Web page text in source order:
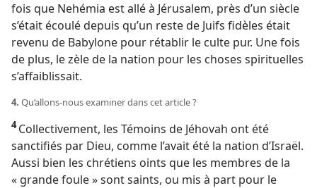
fois que Nehémia est allé à Jérusalem, près d’un siècle
s’était écoulé depuis qu’un reste de Juifs fidèles était
revenu de Babylone pour rétablir le culte pur. Une fois
de plus, le zèle de la nation pour les choses spirituelles
s’affaiblissait.
4. Qu’allons-nous examiner dans cet article ?
4Collectivement, les Témoins de Jéhovah ont été
sanctifiés par Dieu, comme l’avait été la nation d’Israël.
Aussi bien les chrétiens oints que les membres de la
« grande foule » sont saints, ou mis à part pour le